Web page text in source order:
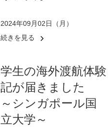
2024年09月02日（月）
続きを見る
学生の海外渡航体験
記が届きました
～シンガポール国
立大学～